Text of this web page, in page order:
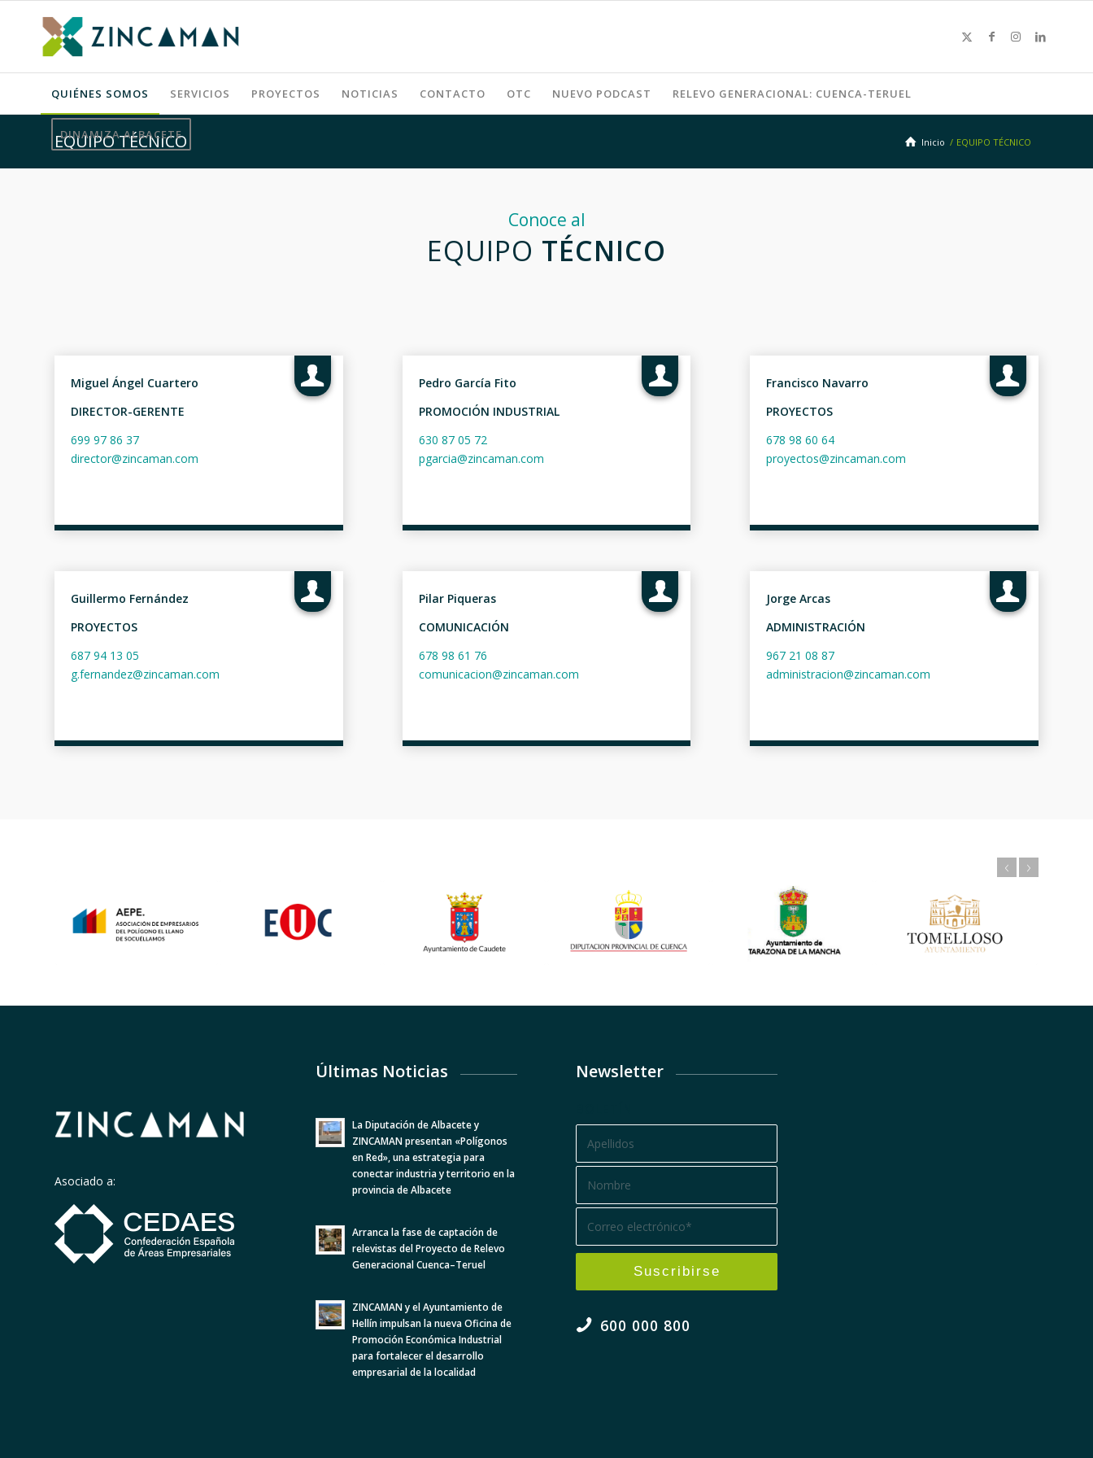
QUIÉNES SOMOS SERVICIOS PROYECTOS NOTICIAS CONTACTO OTC NUEVO PODCAST RELEVO GENERACIONAL: CUENCA-TERUEL
DINAMIZA ALBACETE
EQUIPO TÉCNICO Inicio / EQUIPO TÉCNICO
Conoce al
EQUIPO TÉCNICO
Miguel Ángel Cuartero
DIRECTOR-GERENTE
699 97 86 37
director@zincaman.com
Pedro García Fito
PROMOCIÓN INDUSTRIAL
630 87 05 72
pgarcia@zincaman.com
Francisco Navarro
PROYECTOS
678 98 60 64
proyectos@zincaman.com
Guillermo Fernández
PROYECTOS
687 94 13 05
g.fernandez@zincaman.com
Pilar Piqueras
COMUNICACIÓN
678 98 61 76
comunicacion@zincaman.com
Jorge Arcas
ADMINISTRACIÓN
967 21 08 87
administracion@zincaman.com
Asociado a:
Últimas Noticias
La Diputación de Albacete y
ZINCAMAN presentan «Polígonos
en Red», una estrategia para
conectar industria y territorio en la
provincia de Albacete
Arranca la fase de captación de
relevistas del Proyecto de Relevo
Generacional Cuenca–Teruel
ZINCAMAN y el Ayuntamiento de
Hellín impulsan la nueva Oficina de
Promoción Económica Industrial
para fortalecer el desarrollo
empresarial de la localidad
Newsletter
600 000 800